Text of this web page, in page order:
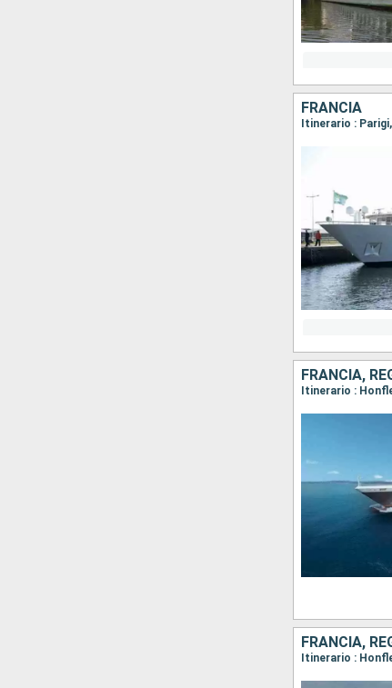
FRANCIA
Itinerario :
FRANCIA,
Itinerario :
FRANCIA,